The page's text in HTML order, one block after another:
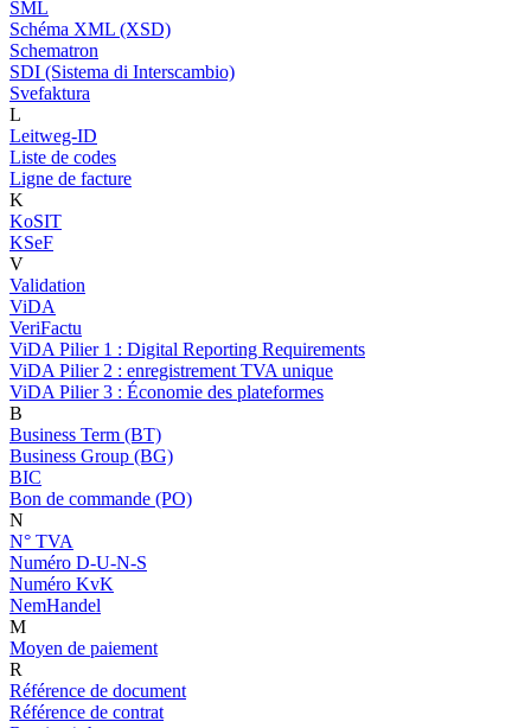
SML
Schéma XML (XSD)
Schematron
SDI (Sistema di Interscambio)
Svefaktura
L
Leitweg-ID
Liste de codes
Ligne de facture
K
KoSIT
KSeF
V
Validation
ViDA
VeriFactu
ViDA Pilier 1 : Digital Reporting Requirements
ViDA Pilier 2 : enregistrement TVA unique
ViDA Pilier 3 : Économie des plateformes
B
Business Term (BT)
Business Group (BG)
BIC
Bon de commande (PO)
N
N° TVA
Numéro D-U-N-S
Numéro KvK
NemHandel
M
Moyen de paiement
R
Référence de document
Référence de contrat